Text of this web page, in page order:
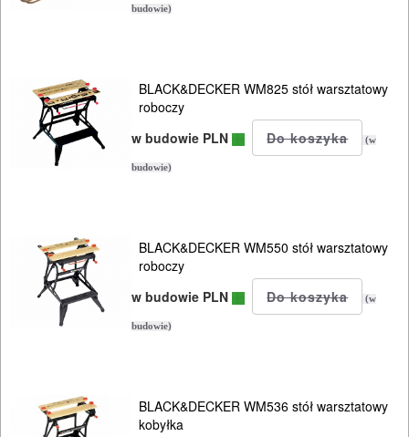
ELEKTRY..
GLAZURNICZE
AKCESORIA
BUDOWLANE
MASZYNY
NARZĘDZIA
BRUKARSKIE
DREWNA
budowie)
BLACK&DECKER WM825 stół warsztatowy
roboczy
w budowie PLN
(w
budowie)
BLACK&DECKER WM550 stół warsztatowy
roboczy
w budowie PLN
(w
budowie)
BLACK&DECKER WM536 stół warsztatowy
kobyłka